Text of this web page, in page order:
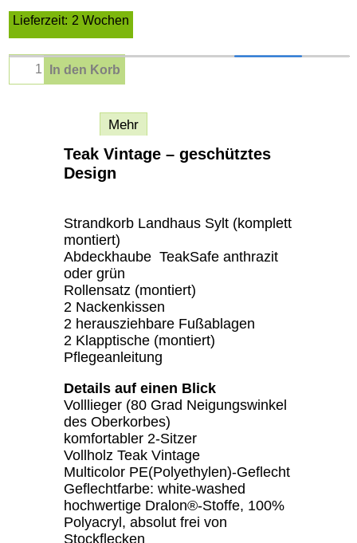
Lieferzeit: 2 Wochen
In den Korb
Mehr
Teak Vintage – geschütztes
Design
Strandkorb Landhaus Sylt (komplett
montiert)
Abdeckhaube TeakSafe anthrazit
oder grün
Rollensatz (montiert)
2 Nackenkissen
2 herausziehbare Fußablagen
2 Klapptische (montiert)
Pflegeanleitung
Details auf einen Blick
Volllieger (80 Grad Neigungswinkel
des Oberkorbes)
komfortabler 2-Sitzer
Vollholz Teak Vintage
Multicolor PE(Polyethylen)-Geflecht
Geflechtfarbe: white-washed
hochwertige Dralon®-Stoffe, 100%
Polyacryl, absolut frei von
Stockflecken